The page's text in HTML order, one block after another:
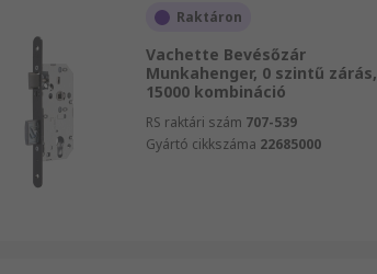
Raktáron
Vachette Bevésőzár
Munkahenger, 0 szintű zárás,
15000 kombináció
RS raktári szám 707-539
Gyártó cikkszáma 22685000